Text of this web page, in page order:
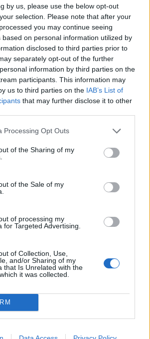
by us, please use the below opt-out
selection. Please note that after your
you may continue seeing
based on personal information utilized by
disclosed to third parties prior to
separately opt-out of the further
information by third parties on the
participants. This information may
us to third parties on the IAB’s List of
that may further disclose it to other
Processing Opt Outs
of the Sharing of my
of the Sale of my
of processing my
for Targeted Advertising.
of Collection, Use,
and/or Sharing of my
that Is Unrelated with the
it was collected.
Στις 12 Αυγούστου θα σκοτεινιάσει
πρόσημο έως τώρα, παρά τα
η χρονιά
η σύγκρουση για τη
μηχανή αστυνομικών της ΔΙΑΣ - Δείτε
«Η σταθερότητα στην Κύπρο
Τούρκων στρατιωτών»
1.300 πτήσεις ενόψει του τυφώνα
ΚΟΣΜΟΣ